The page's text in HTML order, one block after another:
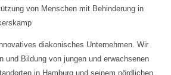
von Menschen mit Behinderung in
diakonisches Unternehmen. Wir
und Bildung von jungen und erwachsenen
in Hamburg und seinem nördlichen